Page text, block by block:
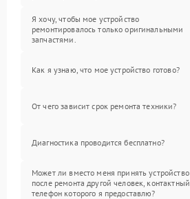
Я хочу, чтобы мое устройство
ремонтировалось только оригинальными
запчастями.
Как я узнаю, что мое устройство готово?
От чего зависит срок ремонта техники?
Диагностика проводится бесплатно?
Может ли вместо меня принять устройство
после ремонта другой человек, контактный
телефон которого я предоставлю?